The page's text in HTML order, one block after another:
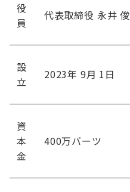
役
員
代表取締役 永井 俊
設
立
2023年 9月 1日
資
本
金
400万バーツ